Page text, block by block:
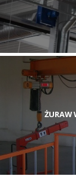
ŻURAW